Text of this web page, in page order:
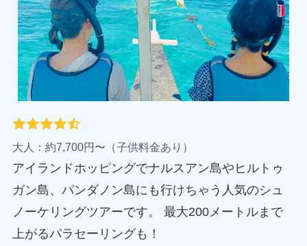
大人：約7,700円〜（子供料金あり）
アイランドホッピングでナルスアン島やヒルトゥ
ガン島、パンダノン島にも行けちゃう人気のシュ
ノーケリングツアーです。 最大200メートルまで
上がるパラセーリングも！